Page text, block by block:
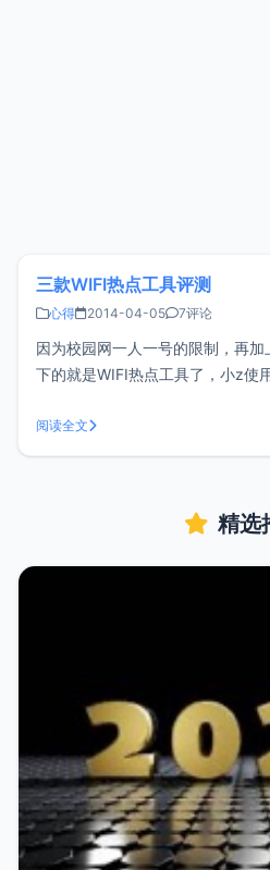
三款WIFI热点工具评测
心得 2014-04-05 7评论
因为校园网一人一号的限制，再
下的就是WIFI热点工具了，小z使
WIFI共享精灵这是我最开始使用的
奈，连接数量一旦达到3台以上，
阅读全文
精选